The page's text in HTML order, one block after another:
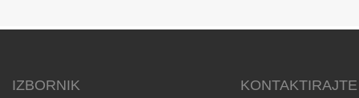
IZBORNIK